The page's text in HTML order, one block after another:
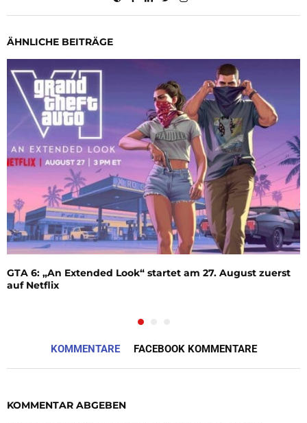
ÄHNLICHE BEITRÄGE
GTA 6: „An Extended Look“ startet am 27. August zuerst
auf Netflix
KOMMENTARE FACEBOOK KOMMENTARE
KOMMENTAR ABGEBEN